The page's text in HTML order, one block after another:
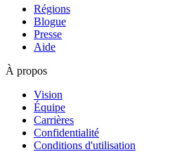
Régions
Blogue
Presse
Aide
À propos
Vision
Équipe
Carrières
Confidentialité
Conditions d'utilisation